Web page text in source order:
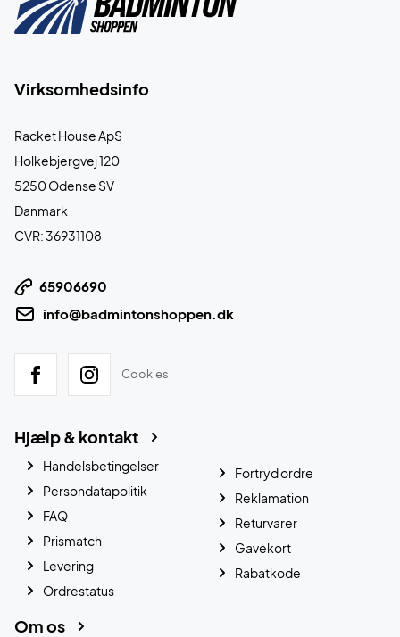
Virksomhedsinfo
Racket House ApS
Holkebjergvej 120
5250 Odense SV
Danmark
CVR: 36931108
65906690
info@badmintonshoppen.dk
Cookies
Hjælp & kontakt
Handelsbetingelser
Persondatapolitik
FAQ
Prismatch
Levering
Ordrestatus
Fortryd ordre
Reklamation
Returvarer
Gavekort
Rabatkode
Om os